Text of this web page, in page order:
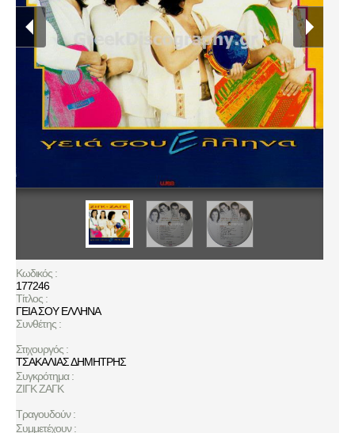
Κωδικός :
177246
Τίτλος :
ΓΕΙΑ ΣΟΥ ΕΛΛΗΝΑ
Συνθέτης :
Στιχουργός :
ΤΣΑΚΑΛΙΑΣ ΔΗΜΗΤΡΗΣ
Συγκρότημα :
ΖΙΓΚ ΖΑΓΚ
Τραγουδούν :
Συμμετέχουν :